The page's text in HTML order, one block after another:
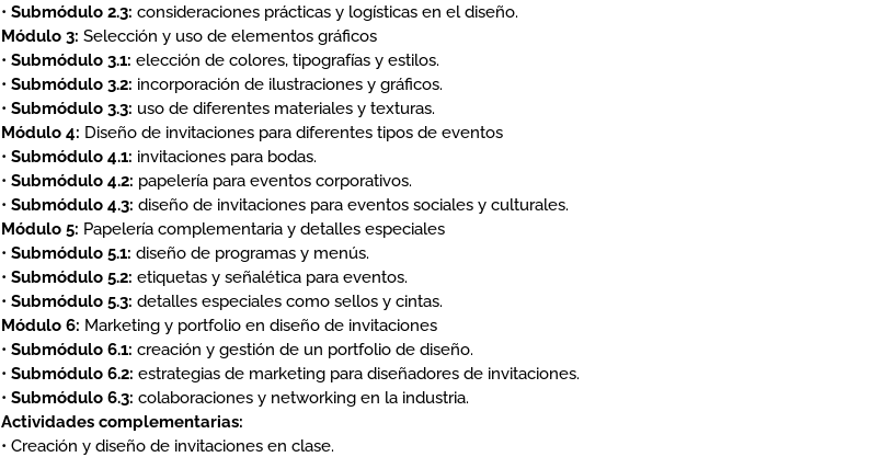
• Submódulo 2.3: consideraciones prácticas y logísticas en el diseño.
Módulo 3: Selección y uso de elementos gráficos
• Submódulo 3.1: elección de colores, tipografías y estilos.
• Submódulo 3.2: incorporación de ilustraciones y gráficos.
• Submódulo 3.3: uso de diferentes materiales y texturas.
Módulo 4: Diseño de invitaciones para diferentes tipos de eventos
• Submódulo 4.1: invitaciones para bodas.
• Submódulo 4.2: papelería para eventos corporativos.
• Submódulo 4.3: diseño de invitaciones para eventos sociales y culturales.
Módulo 5: Papelería complementaria y detalles especiales
• Submódulo 5.1: diseño de programas y menús.
• Submódulo 5.2: etiquetas y señalética para eventos.
• Submódulo 5.3: detalles especiales como sellos y cintas.
Módulo 6: Marketing y portfolio en diseño de invitaciones
• Submódulo 6.1: creación y gestión de un portfolio de diseño.
• Submódulo 6.2: estrategias de marketing para diseñadores de invitaciones.
• Submódulo 6.3: colaboraciones y networking en la industria.
Actividades complementarias:
• Creación y diseño de invitaciones en clase.